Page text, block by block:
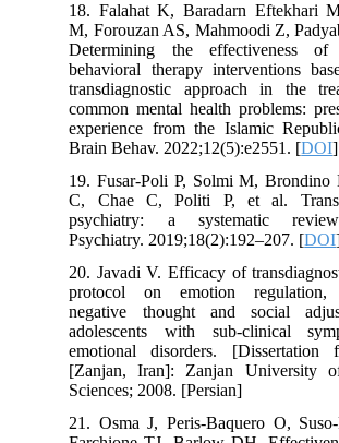
18. Falahat K, Baradarn Eftekhari
M, Forouzan AS, Mahmoodi Z,
Determining the effectiveness
behavioral therapy interventions
transdiagnostic approach in the
common mental health problems:
experience from the Islamic
Brain Behav. 2022;12(5):e2551. [DOI
19. Fusar‐Poli P, Solmi M,
C, Chae C, Politi P, et al.
psychiatry: a systematic
Psychiatry. 2019;18(2):192–207. [
20. Javadi V. Efficacy of
protocol on emotion regulation,
negative thought and social
adolescents with sub-clinical
emotional disorders.
[Zanjan, Iran]: Zanjan University
Sciences; 2008. [Persian]
21. Osma J, Peris-Baquero O,